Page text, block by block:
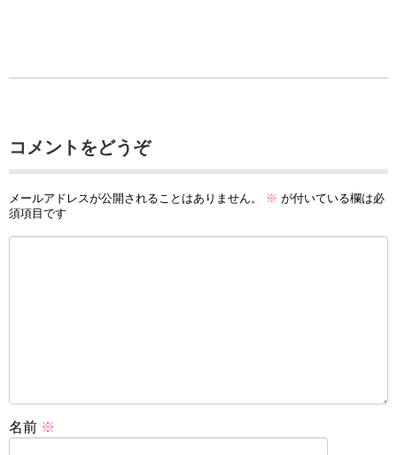
コメントをどうぞ
メールアドレスが公開されることはありません。 ※ が付いている欄は必
須項目です
名前 ※